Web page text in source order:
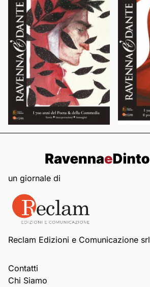
un giornale di
Reclam Edizioni e Comunicazione srl
Contatti
Chi Siamo